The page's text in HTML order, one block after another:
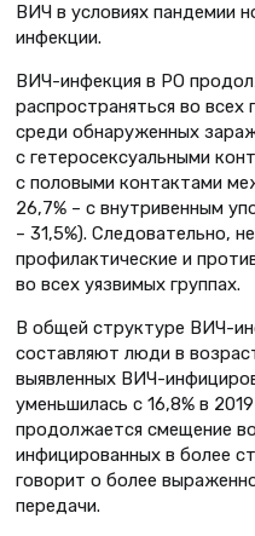
ВИЧ в условиях пандемии
инфекции.
ВИЧ-инфекция в РО
распространяться во всех
среди обнаруженных
с гетеросексуальными
с половыми контактами
26,7% – с внутривенным
– 31,5%). Следовательно,
профилактические и
во всех уязвимых группах.
В общей структуре ВИЧ-
составляют люди в
выявленных ВИЧ-
уменьшилась с 16,8% в
продолжается смещение
инфицированных в более
говорит о более
передачи.